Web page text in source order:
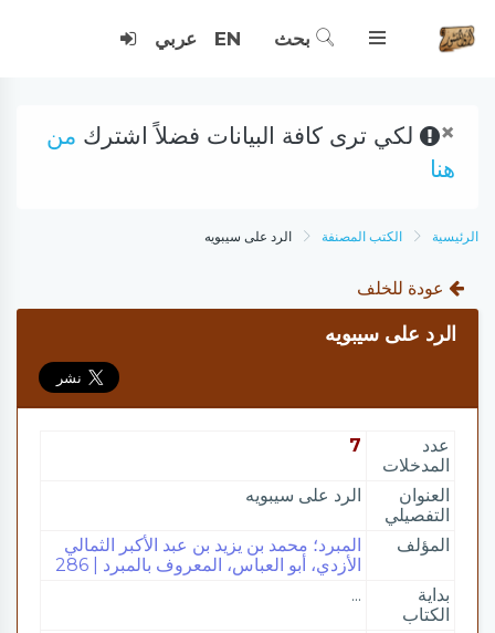
بحث EN عربي
× لكي ترى كافة البيانات فضلاً اشترك من
هنا
الرئيسية الكتب المصنفة الرد على سيبويه
عودة للخلف
الرد على سيبويه
عدد
المدخلات
7
العنوان
التفصيلي
الرد على سيبويه
المؤلف
المبرد؛ محمد بن يزيد بن عبد الأكبر الثمالي
الأزدي، أبو العباس، المعروف بالمبرد | 286
بداية
الكتاب
...